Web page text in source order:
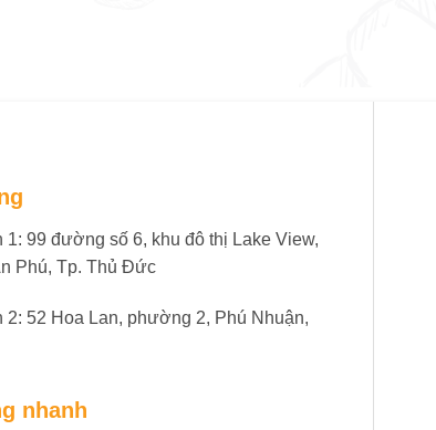
1: 99 đường số 6, khu đô thị Lake View,
Phú, Tp. Thủ Đức
2: 52 Hoa Lan, phường 2, Phú Nhuận,
nhanh